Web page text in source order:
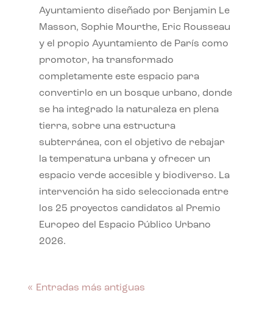
Ayuntamiento diseñado por Benjamin Le
Masson, Sophie Mourthe, Eric Rousseau
y el propio Ayuntamiento de París como
promotor, ha transformado
completamente este espacio para
convertirlo en un bosque urbano, donde
se ha integrado la naturaleza en plena
tierra, sobre una estructura
subterránea, con el objetivo de rebajar
la temperatura urbana y ofrecer un
espacio verde accesible y biodiverso. La
intervención ha sido seleccionada entre
los 25 proyectos candidatos al Premio
Europeo del Espacio Público Urbano
2026.
« Entradas más antiguas